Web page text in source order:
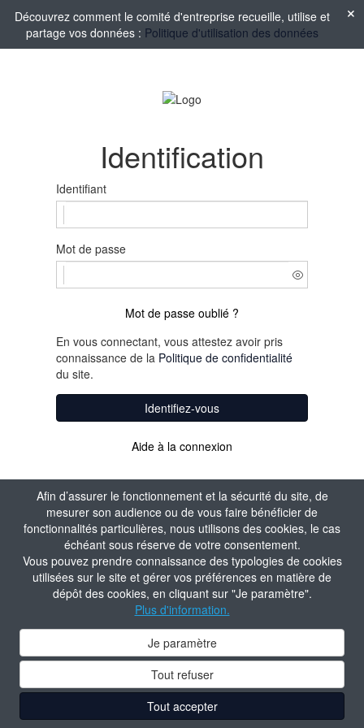
Afin d’assurer le fonctionnement et la sécurité du site, de
mesurer son audience ou de vous faire bénéficier de
fonctionnalités particulières, nous utilisons des cookies, le cas
échéant sous réserve de votre consentement.
Vous pouvez prendre connaissance des typologies de cookies
utilisées sur le site et gérer vos préférences en matière de
dépôt des cookies, en cliquant sur "Je paramètre".
Plus d'information.
Je paramètre
Tout refuser
Tout accepter
Découvrez comment le comité d'entreprise recueille, utilise et
partage vos données : Politique d'utilisation des données
Identification
Identifiant
Mot de passe
Mot de passe oublié ?
En vous connectant, vous attestez avoir pris
connaissance de la Politique de confidentialité
du site.
Identifiez-vous
Aide à la connexion